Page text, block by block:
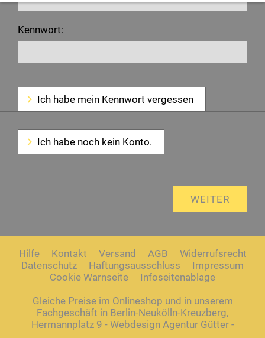
Kennwort:
Ich habe mein Kennwort vergessen
Ich habe noch kein Konto.
Hilfe Kontakt Versand AGB
Widerrufsrecht
Datenschutz
Haftungsausschluss
Impressum
Cookie Warnseite
Infoseitenablage
Gleiche Preise im Onlineshop und in unserem
Fachgeschäft in Berlin-Neukölln-Kreuzberg,
Hermannplatz 9 - Webdesign Agentur Gütter -